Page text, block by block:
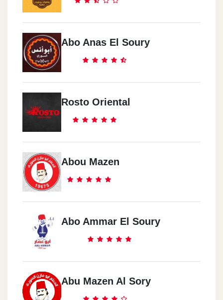
Tevoly White
Shoubra
Shoubra St.
El Qwat El Moslaha Club
Abo Anas El Soury
Rosto Oriental
Abou Mazen
Abo Ammar El Soury
Abu Mazen Al Sory